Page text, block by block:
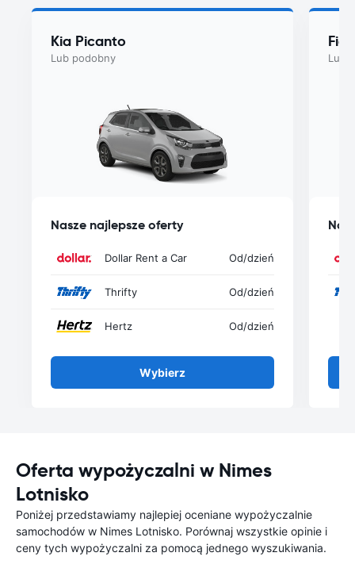
Kia Picanto
Lub podobny
Nasze najlepsze oferty
Dollar Rent a Car Od/dzień
Thrifty Od/dzień
Hertz Od/dzień
Wybierz
Lub
Oferta wypożyczalni w Nimes
Lotnisko
Poniżej przedstawiamy najlepiej oceniane wypożyczalnie
samochodów w Nimes Lotnisko. Porównaj wszystkie opinie i
ceny tych wypożyczalni za pomocą jednego wyszukiwania.